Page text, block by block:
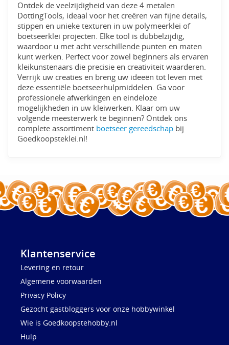
Ontdek de veelzijdigheid van deze 4 metalen
DottingTools, ideaal voor het creëren van fijne details,
stippen en unieke texturen in uw polymeerklei of
boetseerklei projecten. Elke tool is dubbelzijdig,
waardoor u met acht verschillende punten en maten
kunt werken. Perfect voor zowel beginners als ervaren
kleikunstenaars die precisie en creativiteit waarderen.
Verrijk uw creaties en breng uw ideeën tot leven met
deze essentiële boetseerhulpmiddelen. Ga voor
professionele afwerkingen en eindeloze
mogelijkheden in uw kleiwerken. Klaar om uw
volgende meesterwerk te beginnen? Ontdek ons
complete assortiment boetseer gereedschap bij
Goedkoopsteklei.nl!
Klantenservice
Levering en retour
Algemene voorwaarden
Privacy Policy
Gezocht gastbloggers voor onze hobbywinkel
Wie is Goedkoopstehobby.nl
Hulp